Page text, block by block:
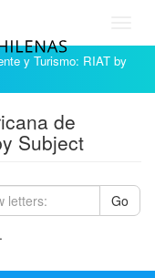
y Turismo: RIAT by
de
Subject
Go